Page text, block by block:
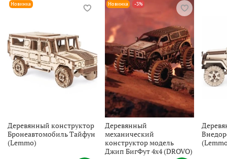
Новинка
Деревянный конструктор
Бронеавтомобиль Тайфун
(Lemmo)
Новинка -3%
Деревянный
механический
конструктор модель
Джип БигФут 4x4 (DROVO)